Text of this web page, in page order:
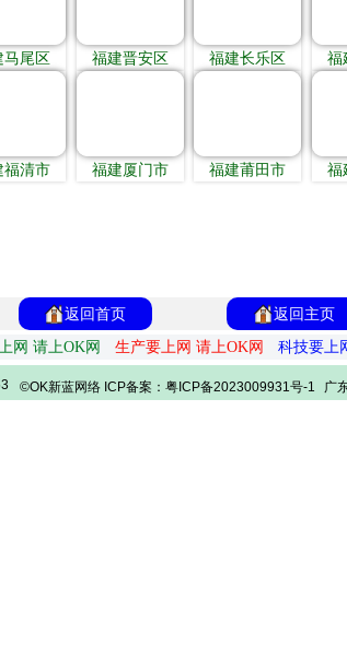
马尾区 福建晋安区 福建长乐区 福
福清市 福建厦门市 福建莆田市 福
返回首页
返回主页
网 请上OK网 生产要上网 请上OK网 科技要上
©OK新蓝网络 ICP备案：粤ICP备2023009931号-1 广